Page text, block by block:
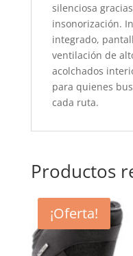
silenciosa
insonorización.
integrado,
ventilación de
acolchados
para quienes
cada ruta.
Productos
¡Oferta!